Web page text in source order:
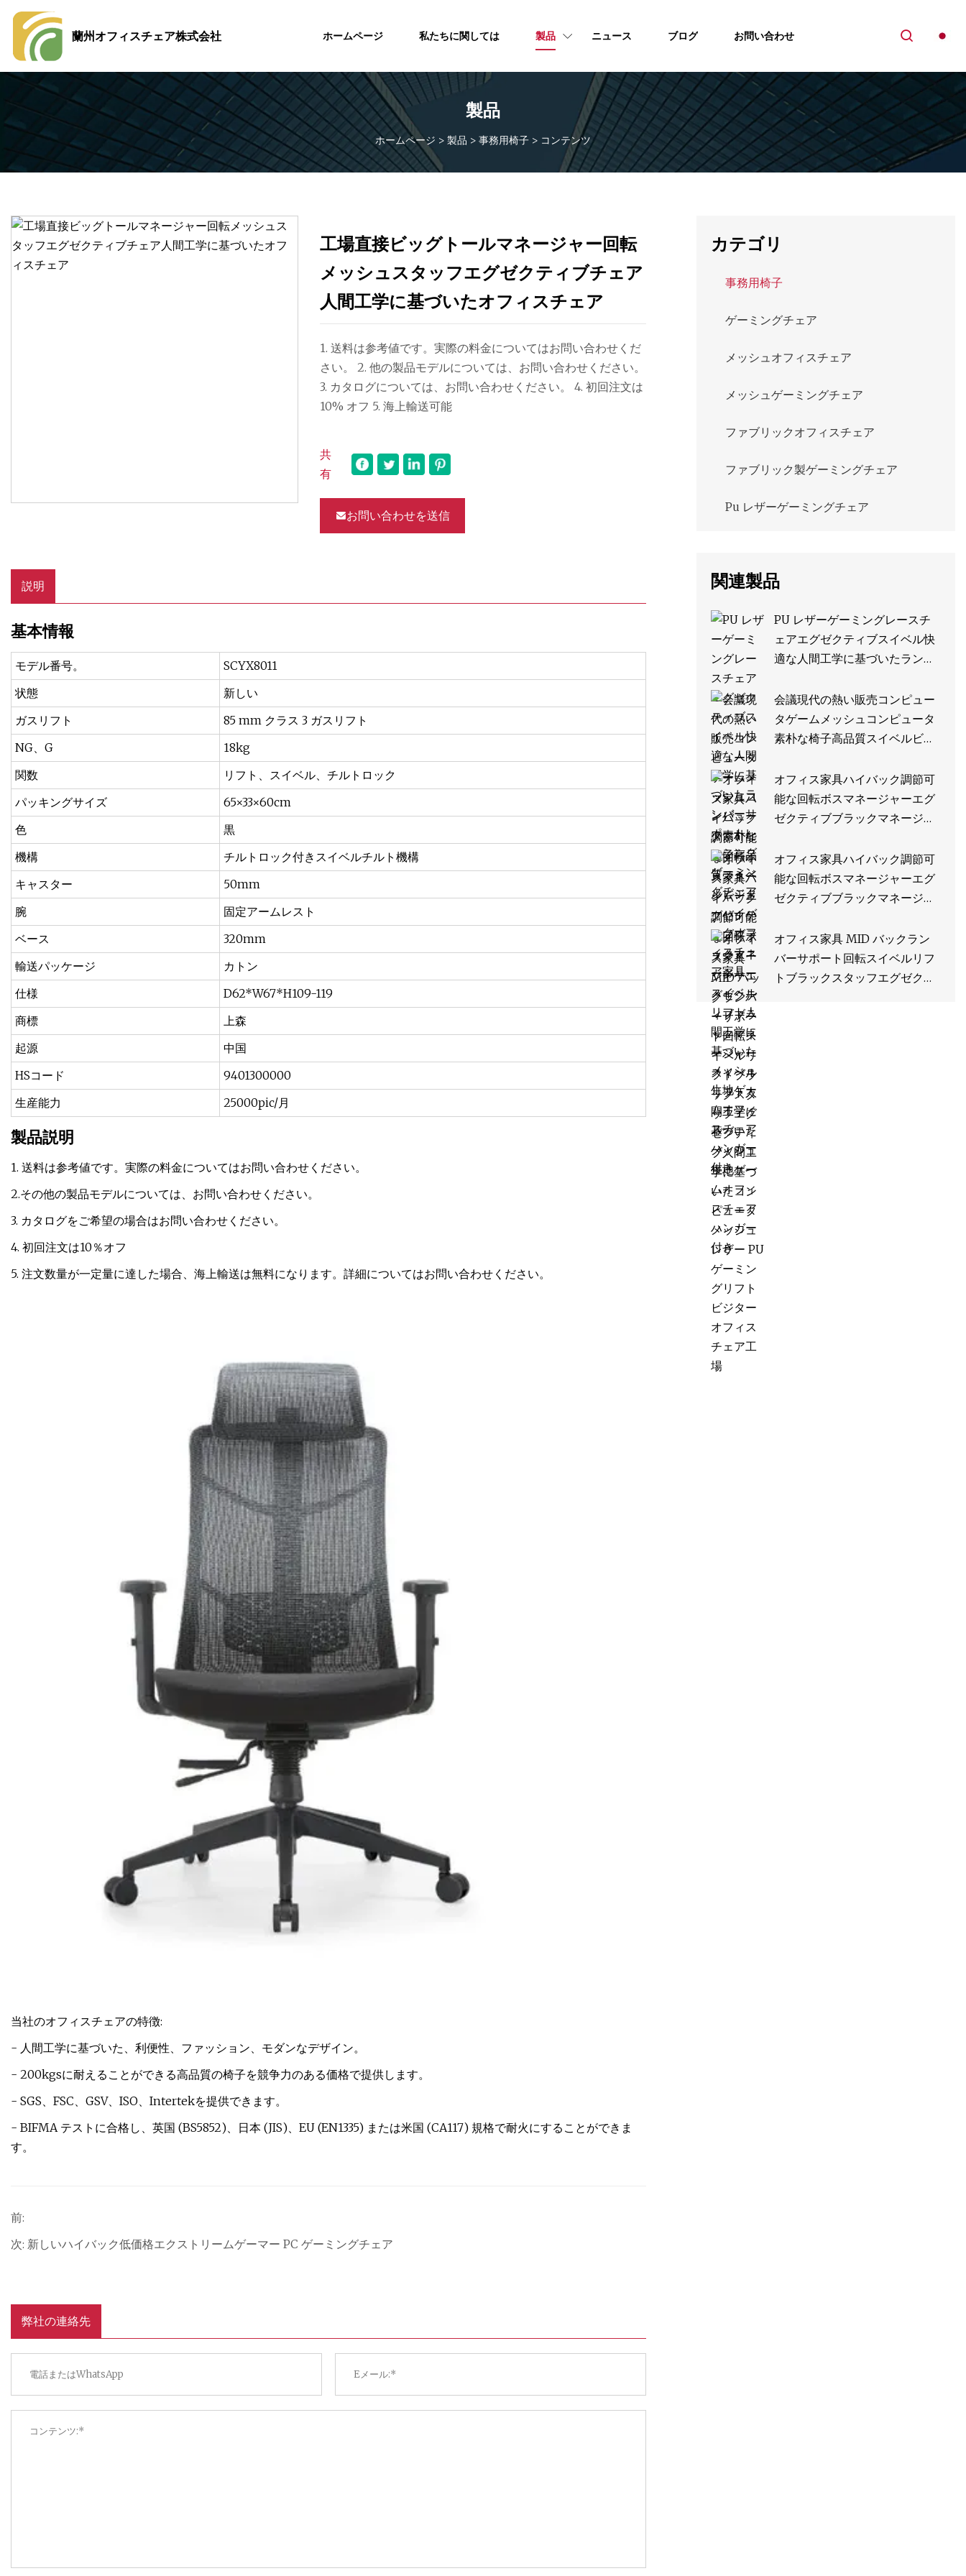
蘭州オフィスチェア株式会社 ホームページ 私たちに関しては 製品 ニュース ブログ お問い合わせ
製品
ホームページ > 製品 > 事務用椅子 > コンテンツ
工場直接ビッグトールマネージャー回転
メッシュスタッフエグゼクティブチェア
人間工学に基づいたオフィスチェア
1. 送料は参考値です。実際の料金についてはお問い合わせくだ
さい。 2. 他の製品モデルについては、お問い合わせください。
3. カタログについては、お問い合わせください。 4. 初回注文は
10% オフ 5. 海上輸送可能
共
有
お問い合わせを送信
説明
基本情報
モデル番号。
SCYX8011
状態
新しい
ガスリフト
85 mm クラス 3 ガスリフト
NG、G
18kg
関数
リフト、スイベル、チルトロック
パッキングサイズ
65×33×60cm
色
黒
機構
チルトロック付きスイベルチルト機構
キャスター
50mm
腕
固定アームレスト
ベース
320mm
輸送パッケージ
カトン
仕様
D62*W67*H109-119
商標
上森
起源
中国
HSコード
9401300000
生産能力
25000pic/月
製品説明
1. 送料は参考値です。実際の料金についてはお問い合わせください。
2.その他の製品モデルについては、お問い合わせください。
3. カタログをご希望の場合はお問い合わせください。
4. 初回注文は10％オフ
5. 注文数量が一定量に達した場合、海上輸送は無料になります。詳細についてはお問い合わせください。
当社のオフィスチェアの特徴:
- 人間工学に基づいた、利便性、ファッション、モダンなデザイン。
- 200kgsに耐えることができる高品質の椅子を競争力のある価格で提供します。
- SGS、FSC、GSV、ISO、Intertekを提供できます。
- BIFMA テストに合格し、英国 (BS5852)、日本 (JIS)、EU (EN1335) または米国 (CA117) 規格で耐火にすることができま
す。
前:
次: 新しいハイバック低価格エクストリームゲーマー PC ゲーミングチェア
弊社の連絡先
カテゴリ
事務用椅子
ゲーミングチェア
メッシュオフィスチェア
メッシュゲーミングチェア
ファブリックオフィスチェア
ファブリック製ゲーミングチェア
Pu レザーゲーミングチェア
関連製品
PU レザーゲーミングレースチ
ェアエグゼクティブスイベル快
適な人間工学に基づいたランバ
グチェア
会議現代の熱い販売コンピュー
タゲームメッシュコンピュータ
素朴な椅子高品質スイベルビジ
家具
オフィス家具ハイバック調節可
能な回転ボスマネージャーエグ
ゼクティブブラックマネージャ
づいたメッシュ生地ゲームオフ
ィスチェアハンガー付き
オフィス家具ハイバック調節可
能な回転ボスマネージャーエグ
ゼクティブブラックマネージャ
づいたメッシュ生地ゲームオフ
ィスチェアハンガー付き
オフィス家具 MID バックラン
バーサポート回転スイベルリフ
トブラックスタッフエグゼクテ